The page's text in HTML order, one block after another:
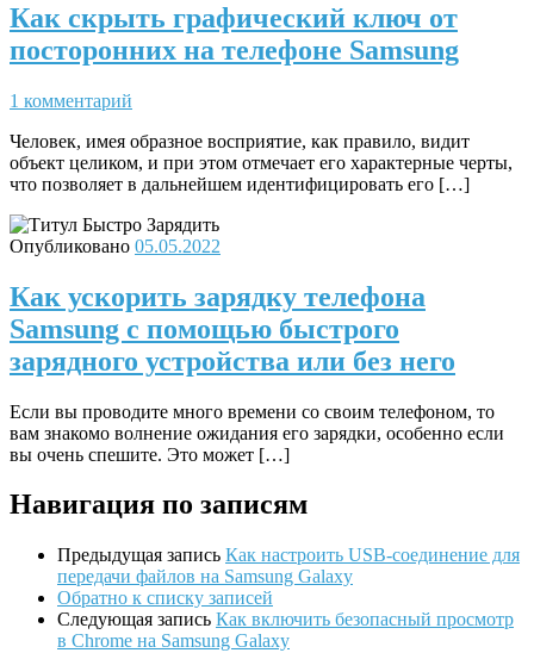
Как скрыть графический ключ от
посторонних на телефоне Samsung
1 комментарий
Человек, имея образное восприятие, как правило, видит
объект целиком, и при этом отмечает его характерные черты,
что позволяет в дальнейшем идентифицировать его […]
Опубликовано 05.05.2022
Как ускорить зарядку телефона
Samsung с помощью быстрого
зарядного устройства или без него
Если вы проводите много времени со своим телефоном, то
вам знакомо волнение ожидания его зарядки, особенно если
вы очень спешите. Это может […]
Навигация по записям
Предыдущая запись Как настроить USB-соединение для
передачи файлов на Samsung Galaxy
Обратно к списку записей
Следующая запись Как включить безопасный просмотр
в Chrome на Samsung Galaxy